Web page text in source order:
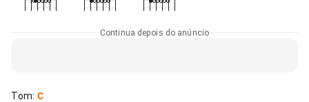
Continua depois do anúncio
Tom: C